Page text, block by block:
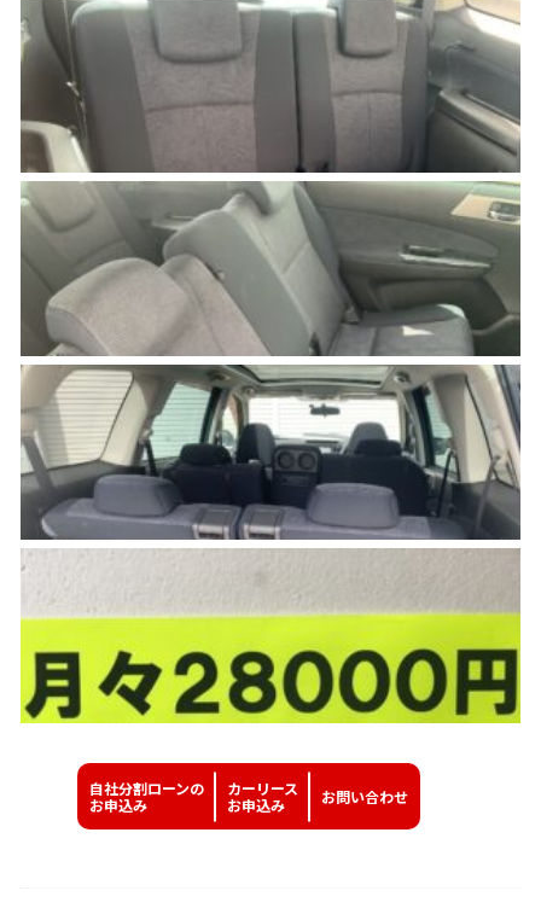
自社分割ローンの
お申込み
カーリース
お申込み
お問い合わせ